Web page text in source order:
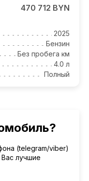
470 712 BYN
2025
Бензин
Без пробега км
4.0 л
Полный
(telegram/viber)
лучшие